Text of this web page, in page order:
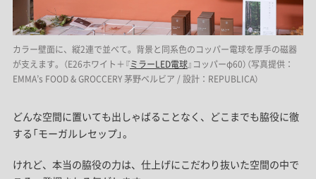
カラー壁面に、縦2連で並べて。背景と同系色のコッパー電球を厚手の磁器
が支えます。（E26ホワイト＋『ミラーLED電球』コッパーφ60）（写真提供：
EMMA’s FOOD & GROCCERY 茅野ベルビア / 設計：REPUBLICA）
どんな空間に置いても出しゃばることなく、どこまでも脇役に徹
する「モーガルレセップ」。
けれど、本当の脇役の力は、仕上げにこだわり抜いた空間の中で